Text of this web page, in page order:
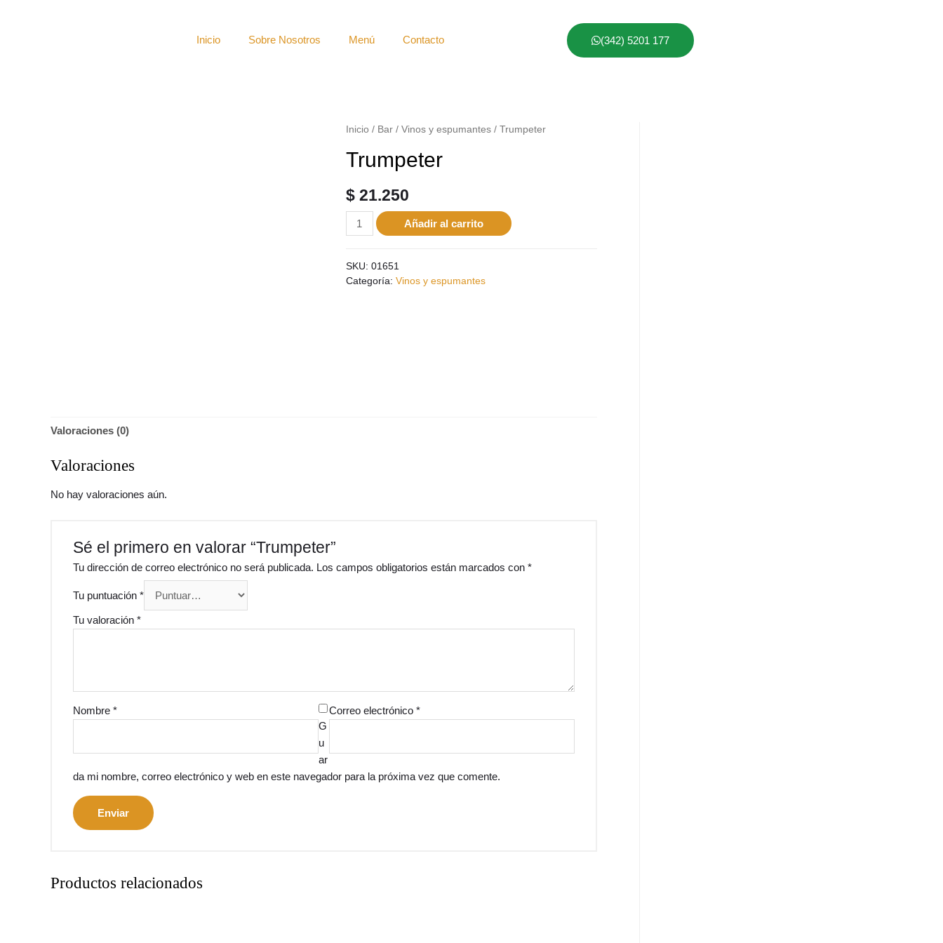
Inicio Sobre Nosotros Menú Contacto (342) 5201 177
Inicio / Bar/ Vinos y espumantes/ Trumpeter
Trumpeter
$21.250
Añadir al carrito
SKU: 01651
Categoría: Vinos y espumantes
Valoraciones (0)
Valoraciones
No hay valoraciones aún.
Sé el primero en valorar “Trumpeter”
Tu dirección de correo electrónico no será publicada. Los campos obligatorios están marcados con *
Tu puntuación *
Tu valoración *
Nombre * Correo electrónico *
G
u
ar
da mi nombre, correo electrónico y web en este navegador para la próxima vez que comente.
Productos relacionados